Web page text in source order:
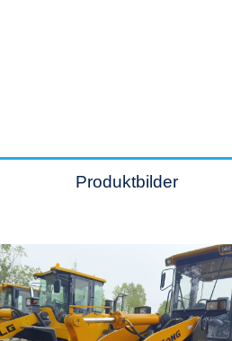
Produktbilder